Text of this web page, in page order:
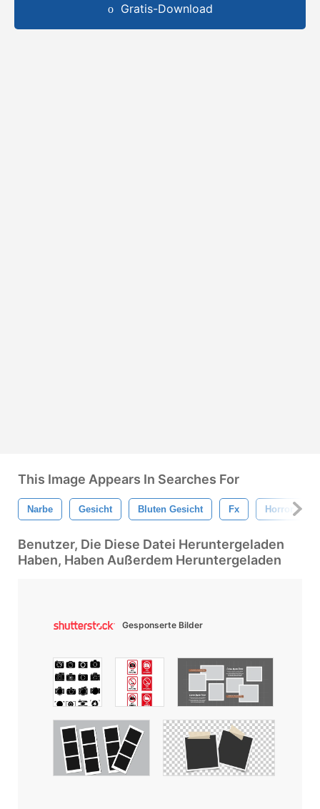
Gratis-Download
This Image Appears In Searches For
Narbe Gesicht Bluten Gesicht Fx Horror
Benutzer, Die Diese Datei Heruntergeladen
Haben, Haben Außerdem Heruntergeladen
Gesponserte Bilder